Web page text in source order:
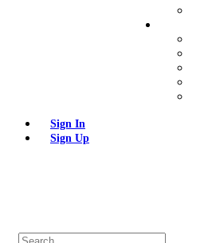
Sign In
Sign Up